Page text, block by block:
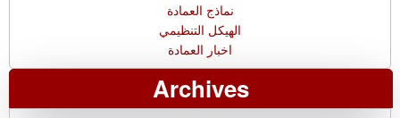
نماذج العمادة
الهيكل التنظيمي
اخبار العمادة
Archives